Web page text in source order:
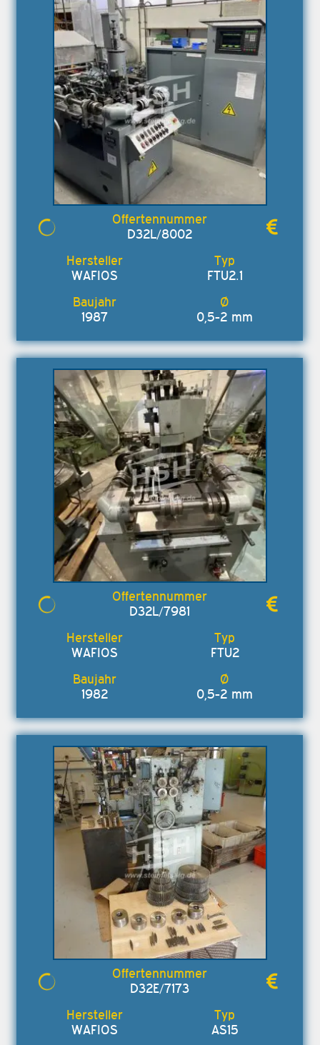
D32L/8002
WAFIOS FTU2.1
1987 0,5-2 mm
D32L/7981
WAFIOS FTU2
1982 0,5-2 mm
D32E/7173
WAFIOS AS15